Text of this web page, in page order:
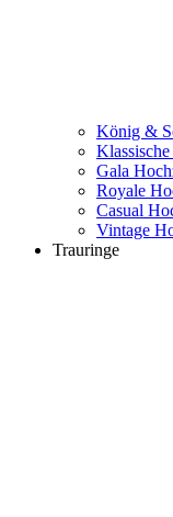
König &
Gala
Royale
Casual
Vintage
Trauringe